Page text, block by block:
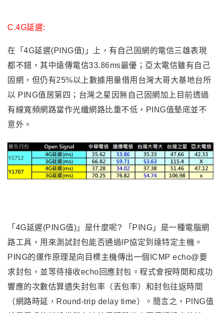
C.4G延遲:
在「4G延遲(PING值)」上，有自己固網的電信三雄表現
都不錯，其中遠傳電信33.86ms最優；亞太電信雖有自己
固網，但仍有25%以上數據用量借用台灣大哥大基地台所
以 PING值居第四；台灣之星因無自己固網加上目前透過
有線寬頻網路當作光纖網路比重不低，PING值墊底並不
意外。
「4G延遲(PING值)」是什麼呢? 「PING」是一種電腦網
路工具，用來測試封包能否通過IP協定到達特定主機。
PING的運作原理是向目標主機傳出一個ICMP echo@要
求封包，並等待接收echo回應封包。程式會按時間和成功
響應的次數估算遺失封包率（丟包率）和封包往返時間
（網路時延，Round-trip delay time）。簡言之，PING值